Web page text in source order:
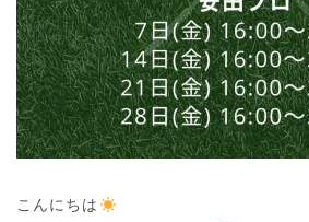
こんにちは